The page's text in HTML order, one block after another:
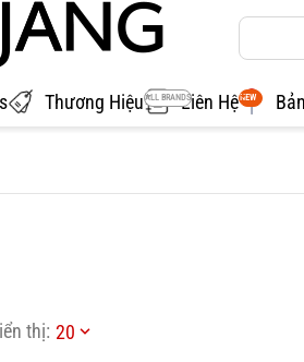
Thương Hiệu ALL BRANDSLiên HệNEW
thị: 20